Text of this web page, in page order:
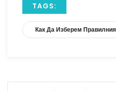
TAGS:
Как Да Изберем